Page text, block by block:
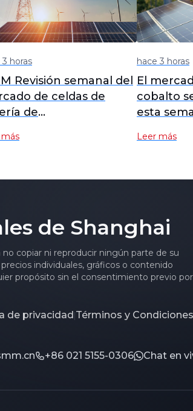
horas
Revisión semanal del
de celdas de
de
8.06] Los precios
de productos de
capacidad se aceleren
segunda mitad del
hace 3 horas
El
cobalto
esta
Leer más
de Shanghai
copiar ni reproducir ningún parte de su
individuales, gráficos o contenido
propósito sin el consentimiento previo por
de privacidad|Términos y Condiciones
+86 021 5155-0306 Chat en